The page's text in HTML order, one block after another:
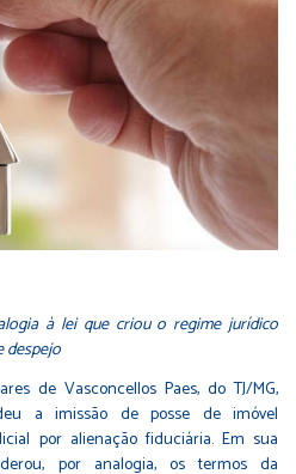
à lei que criou o regime jurídico
despejo
de Vasconcellos Paes, do TJ/MG,
a imissão de posse de imóvel
por alienação fiduciária. Em sua
por analogia, os termos da